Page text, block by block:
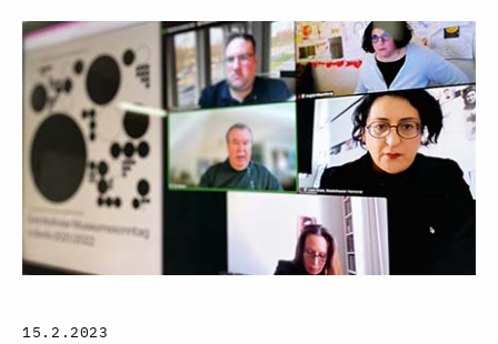
15.2.2023